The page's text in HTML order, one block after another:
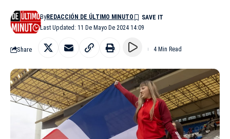
Last Updated: 11 De Mayo De 2024 14:09
ByREDACCIÓN DE ÚLTIMO MINUTO
Share 4 Min Read